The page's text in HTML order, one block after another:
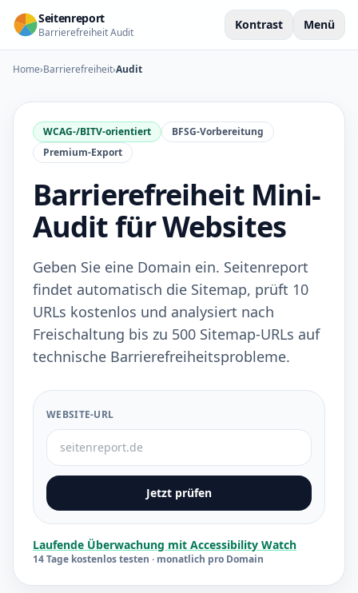
Seitenreport
Barrierefreiheit Audit
Kontrast Menü
Home›Barrierefreiheit›Audit
WCAG-/BITV-orientiert
BFSG-Vorbereitung
Premium-Export
Barrierefreiheit Mini-
Audit für Websites
Geben Sie eine Domain ein. Seitenreport
findet automatisch die Sitemap, prüft 10
URLs kostenlos und analysiert nach
Freischaltung bis zu 500 Sitemap-URLs auf
technische Barrierefreiheitsprobleme.
WEBSITE-URL
Jetzt prüfen
Laufende Überwachung mit Accessibility Watch
14 Tage kostenlos testen · monatlich pro Domain